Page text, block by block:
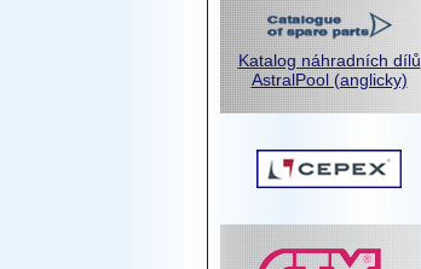
Katalog náhradních dílů
AstralPool (anglicky)